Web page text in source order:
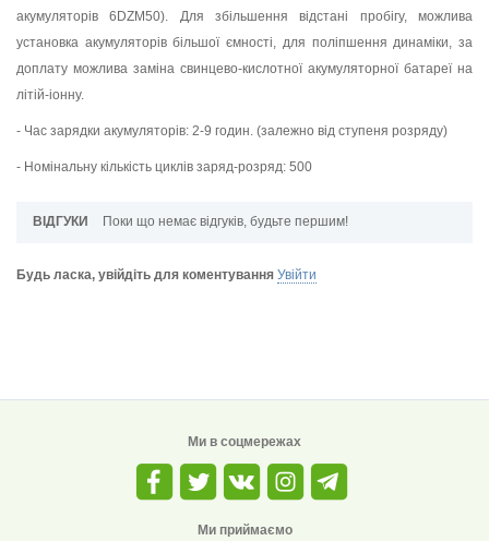
акумуляторів 6DZM50). Для збільшення відстані пробігу, можлива
установка акумуляторів більшої ємності, для поліпшення динаміки, за
доплату можлива заміна свинцево-кислотної акумуляторної батареї на
літій-іонну.
- Час зарядки акумуляторів: 2-9 годин. (залежно від ступеня розряду)
- Номінальну кількість циклів заряд-розряд: 500
ВІДГУКИ Поки що немає відгуків, будьте першим!
Будь ласка, увійдіть для коментування Увійти
Ми в соцмережах
Ми приймаємо